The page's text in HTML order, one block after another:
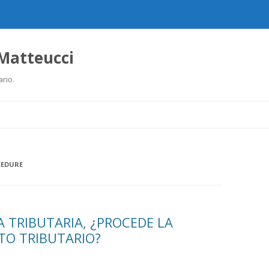
TRIBUTARIA, ¿PROCEDE LA
TRIBUTARIO?